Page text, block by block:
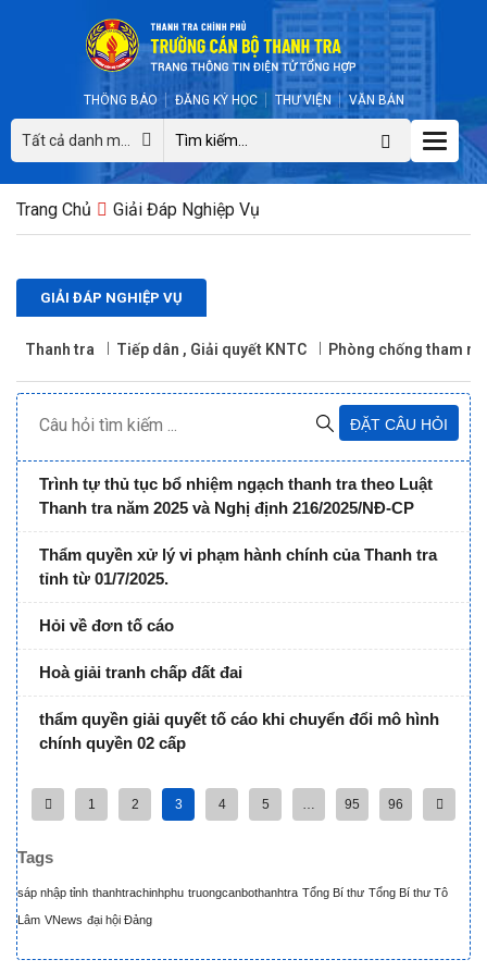
THÔNG BÁO ĐĂNG KÝ HỌC THƯ VIỆN VĂN BẢN
Tất cả danh mục
Toggle
Trang Chủ Giải Đáp Nghiệp Vụ
GIẢI ĐÁP NGHIỆP VỤ
Thanh tra Tiếp dân , Giải quyết KNTC Phòng chống tham
ĐẶT CÂU HỎI
Trình tự thủ tục bổ nhiệm ngạch thanh tra theo Luật
Thanh tra năm 2025 và Nghị định 216/2025/NĐ-CP
Thẩm quyền xử lý vi phạm hành chính của Thanh tra
tỉnh từ 01/7/2025.
Hỏi về đơn tố cáo
Hoà giải tranh chấp đất đai
thẩm quyền giải quyết tố cáo khi chuyển đổi mô hình
chính quyền 02 cấp
1 2 3 4 5 … 95 96
Tags
sáp nhập tỉnh thanhtrachinhphu truongcanbothanhtra Tổng Bí thư Tổng Bí thư Tô
Lâm VNews đại hội Đảng